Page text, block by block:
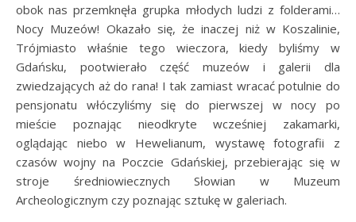
obok nas przemknęła grupka młodych ludzi z folderami…
Nocy Muzeów! Okazało się, że inaczej niż w Koszalinie,
Trójmiasto właśnie tego wieczora, kiedy byliśmy w
Gdańsku, pootwierało część muzeów i galerii dla
zwiedzających aż do rana! I tak zamiast wracać potulnie do
pensjonatu włóczyliśmy się do pierwszej w nocy po
mieście poznając nieodkryte wcześniej zakamarki,
oglądając niebo w Hewelianum, wystawę fotografii z
czasów wojny na Poczcie Gdańskiej, przebierając się w
stroje średniowiecznych Słowian w Muzeum
Archeologicznym czy poznając sztukę w galeriach.